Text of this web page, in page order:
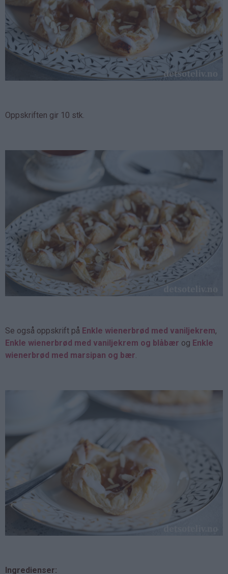
Oppskriften gir 10 stk.
Se også oppskrift på Enkle wienerbrød med vaniljekrem,
Enkle wienerbrød med vaniljekrem og blåbær og Enkle
wienerbrød med marsipan og bær
Ingredienser: